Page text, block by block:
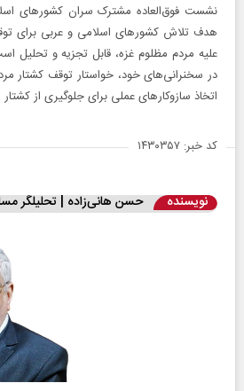
نشست فوق‌العاده مشترک سران کشورهای
هدف تلاش کشورهای اسلامی و عربی برای
علیه مردم مظلوم غزه، قابل تجزیه و تحلیل
در سخنرانی‌های خود، خواستار توقف کشتار
اتخاذ سازو‌کارهای عملی برای جلوگیری از
کد خبر: ۱۴۳۰۳۵۷
نویسنده حسن هانی‌زاده | تحلیلگر